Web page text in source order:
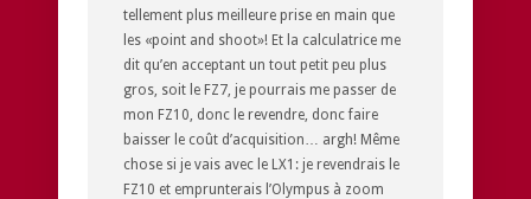
tellement plus meilleure prise en main que
les «point and shoot»! Et la calculatrice me
dit qu’en acceptant un tout petit peu plus
gros, soit le FZ7, je pourrais me passer de
mon FZ10, donc le revendre, donc faire
baisser le coût d’acquisition… argh! Même
chose si je vais avec le LX1: je revendrais le
FZ10 et emprunterais l’Olympus à zoom